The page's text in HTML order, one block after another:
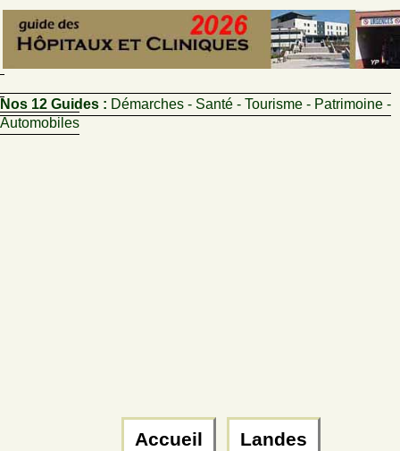
Nos 12 Guides : Démarches - Santé - Tourisme - Patrimoine -
Automobiles
Accueil Landes